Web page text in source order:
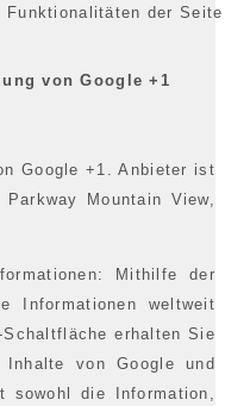
von Google +1
Google +1. Anbieter ist
Mountain View,
Mithilfe der
Informationen weltweit
erhalten Sie
von Google und
sowohl die Information,
Funktionalitäten der Seite